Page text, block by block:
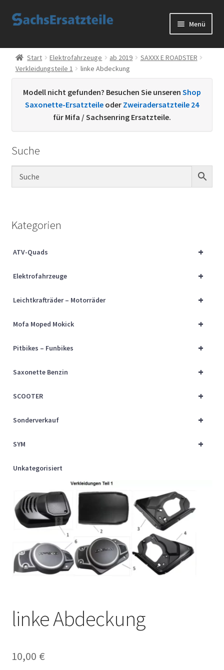
Zur
Zum
Menü
Start
AGB
Datenschutzerklärung
Kontakt
Sachs Ersatzteile
Über uns
Start Elektrofahrzeuge ab 2019
SAXXX E ROADSTER
Verkleidungsteile 1
linke Abdeckung
Modell nicht gefunden? Besuchen Sie unseren Shop
Saxonette-Ersatzteile oder Zweiradersatzteile 24
für Mifa / Sachsenring Ersatzteile.
Suche
Kategorien
+
ATV-Quads
+
Elektrofahrzeuge
+
Leichtkrafträder – Motorräder
+
Mofa Moped Mokick
+
Pitbikes – Funbikes
+
Saxonette Benzin
+
SCOOTER
+
Sonderverkauf
+
SYM
Unkategorisiert
linke Abdeckung
10,00 €